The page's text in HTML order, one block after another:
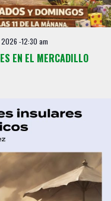
-12:30 am
EN EL MERCADILLO